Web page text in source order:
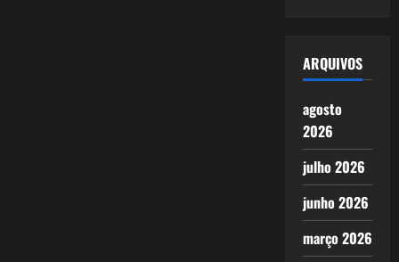
ARQUIVOS
agosto
2026
julho 2026
junho 2026
março 2026